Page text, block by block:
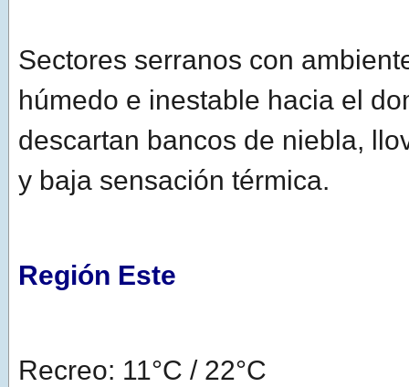
Sectores serranos con
húmedo e inestable hacia el
descartan bancos de niebla,
y baja sensación térmica.
Región Este
Recreo: 11°C / 22°C